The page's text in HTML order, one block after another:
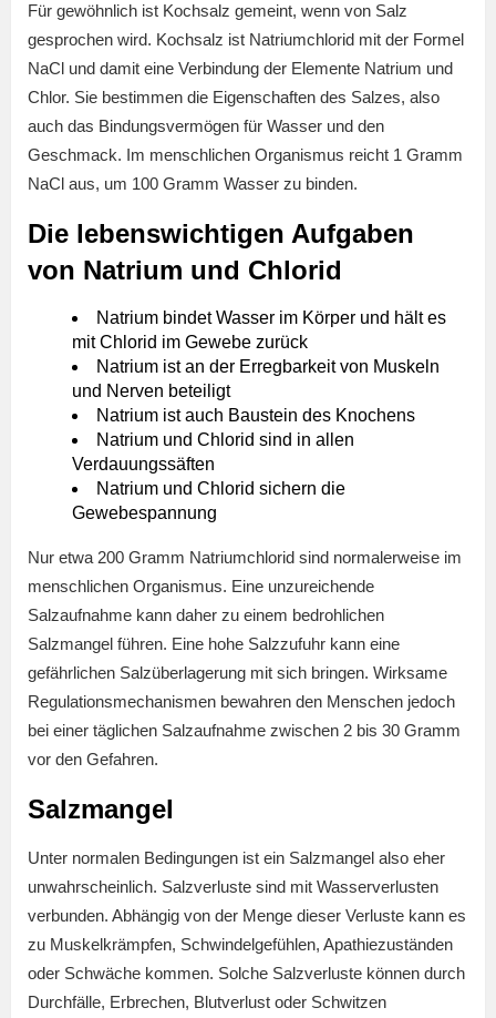
Für gewöhnlich ist Kochsalz gemeint, wenn von Salz
gesprochen wird. Kochsalz ist Natriumchlorid mit der Formel
NaCl und damit eine Verbindung der Elemente Natrium und
Chlor. Sie bestimmen die Eigenschaften des Salzes, also
auch das Bindungsvermögen für Wasser und den
Geschmack. Im menschlichen Organismus reicht 1 Gramm
NaCl aus, um 100 Gramm Wasser zu binden.
Die lebenswichtigen Aufgaben
von Natrium und Chlorid
Natrium bindet Wasser im Körper und hält es
mit Chlorid im Gewebe zurück
Natrium ist an der Erregbarkeit von Muskeln
und Nerven beteiligt
Natrium ist auch Baustein des Knochens
Natrium und Chlorid sind in allen
Verdauungssäften
Natrium und Chlorid sichern die
Gewebespannung
Nur etwa 200 Gramm Natriumchlorid sind normalerweise im
menschlichen Organismus. Eine unzureichende
Salzaufnahme kann daher zu einem bedrohlichen
Salzmangel führen. Eine hohe Salzzufuhr kann eine
gefährlichen Salzüberlagerung mit sich bringen. Wirksame
Regulationsmechanismen bewahren den Menschen jedoch
bei einer täglichen Salzaufnahme zwischen 2 bis 30 Gramm
vor den Gefahren.
Salzmangel
Unter normalen Bedingungen ist ein Salzmangel also eher
unwahrscheinlich. Salzverluste sind mit Wasserverlusten
verbunden. Abhängig von der Menge dieser Verluste kann es
zu Muskelkrämpfen, Schwindelgefühlen, Apathiezuständen
oder Schwäche kommen. Solche Salzverluste können durch
Durchfälle, Erbrechen, Blutverlust oder Schwitzen